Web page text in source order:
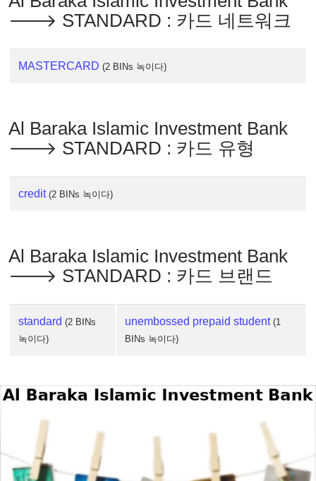
🡒 STANDARD : 카드 네트워크
MASTERCARD (2 BINs 녹이다)
Al Baraka Islamic Investment Bank
🡒 STANDARD : 카드 유형
credit (2 BINs 녹이다)
Al Baraka Islamic Investment Bank
🡒 STANDARD : 카드 브랜드
standard (2 BINs
녹이다)
unembossed prepaid student (1
BINs 녹이다)